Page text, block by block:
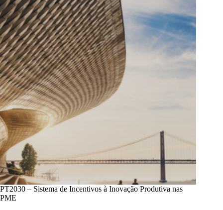
PT2030 – Sistema de Incentivos à Inovação Produtiva nas
PME